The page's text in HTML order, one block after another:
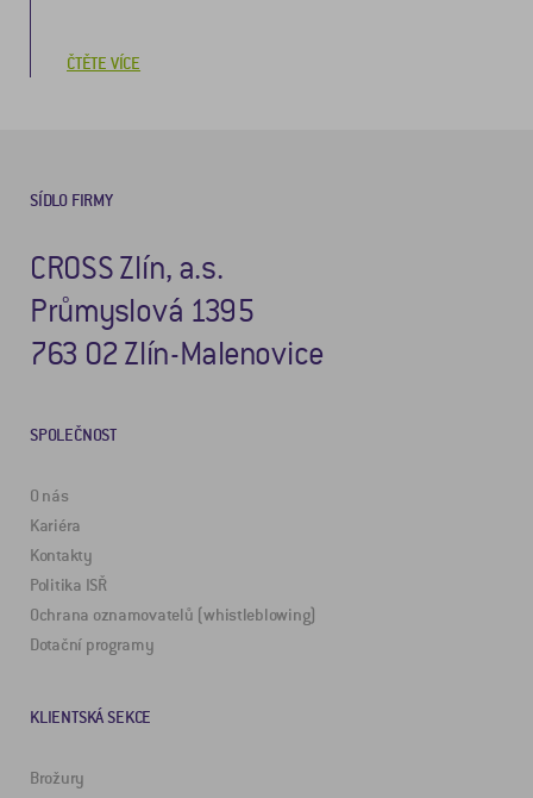
ČTĚTE VÍCE
SÍDLO FIRMY
CROSS Zlín, a.s.
Průmyslová 1395
763 02 Zlín-Malenovice
SPOLEČNOST
O nás
Kariéra
Kontakty
Politika ISŘ
Ochrana oznamovatelů (whistleblowing)
Dotační programy
KLIENTSKÁ SEKCE
Brožury